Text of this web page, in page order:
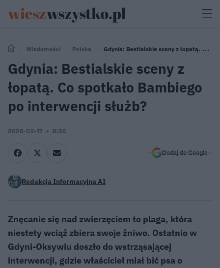
Wiadomości Polska
Gdynia: Bestialskie sceny z łopatą. Co
spotkało Bambiego po interwencji służb?
Gdynia: Bestialskie sceny z
łopatą. Co spotkało Bambiego
po interwencji służb?
2026-02-17 8:36
Dodaj do Google
Redakcja Informacyjna AI
Znęcanie się nad zwierzęciem to plaga, która
niestety wciąż zbiera swoje żniwo. Ostatnio w
Gdyni-Oksywiu doszło do wstrząsającej
interwencji, gdzie właściciel miał bić psa o